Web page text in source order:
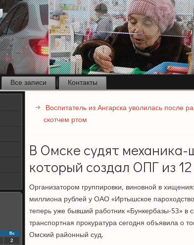
Все записи
Контакты
Вс
2
Воспитатель из Ангарска уволилась после
скотчем ртом
В Омске судят
который создал ОПГ из
Организатором группировки, виновной в
миллиона рублей у ОАО «Иртышское
теперь уже бывший работник «Бункербазы-53» в
транспортная прокуратура сегодня объявила о
Омский районный суд.